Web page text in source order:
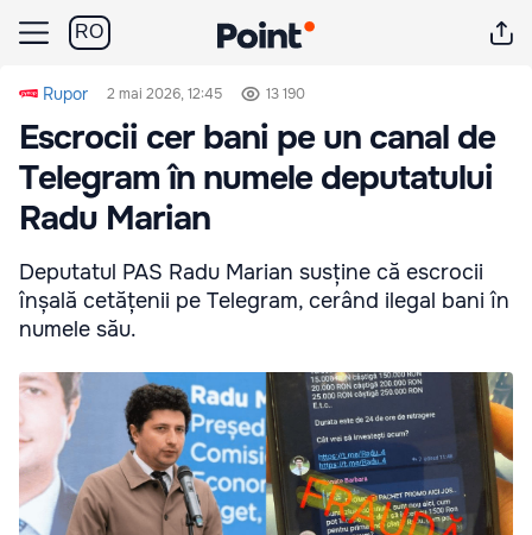
RO
Rupor 2 mai 2026, 12:45 13 190
Escrocii cer bani pe un canal de
Telegram în numele deputatului
Radu Marian
Deputatul PAS Radu Marian susține că escrocii
înșală cetățenii pe Telegram, cerând ilegal bani în
numele său.